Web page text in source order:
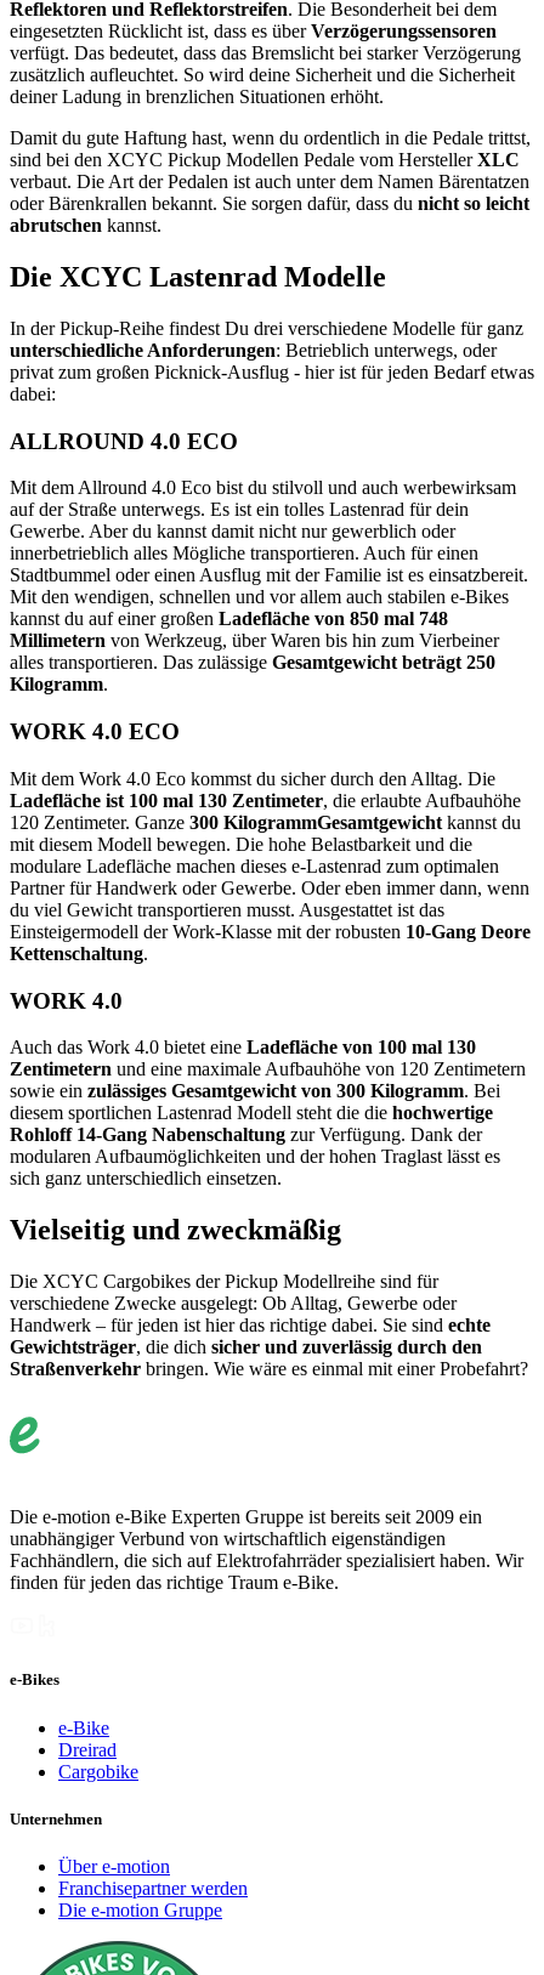
Reflektoren und Reflektorstreifen. Die Besonderheit bei dem
eingesetzten Rücklicht ist, dass es überVerzögerungssensoren
verfügt. Das bedeutet, dass das Bremslicht bei starker Verzögerung
zusätzlich aufleuchtet. So wird deine Sicherheit und die Sicherheit
deiner Ladung in brenzlichen Situationen erhöht.
Damit du gute Haftung hast, wenn du ordentlich in die Pedale trittst,
sind bei den XCYC Pickup Modellen Pedale vom HerstellerXLC
verbaut. Die Art der Pedalen ist auch unter dem Namen Bärentatzen
oder Bärenkrallen bekannt. Sie sorgen dafür, dass du nicht so leicht
abrutschen kannst.
Die XCYC Lastenrad Modelle
In der Pickup-Reihe findest Du drei verschiedene Modelle für ganz
unterschiedliche Anforderungen: Betrieblich unterwegs, oder
privat zum großen Picknick-Ausflug - hier ist für jeden Bedarf etwas
dabei:
ALLROUND 4.0 ECO
Mit dem Allround 4.0 Eco bist du stilvoll und auch werbewirksam
auf der Straße unterwegs. Es ist ein tolles Lastenrad für dein
Gewerbe. Aber du kannst damit nicht nur gewerblich oder
innerbetrieblich alles Mögliche transportieren. Auch für einen
Stadtbummel oder einen Ausflug mit der Familie ist es einsatzbereit.
Mit den wendigen, schnellen und vor allem auch stabilen e-Bikes
kannst du auf einer großen Ladefläche von 850 mal 748
Millimetern von Werkzeug, über Waren bis hin zum Vierbeiner
alles transportieren. Das zulässige Gesamtgewicht beträgt 250
Kilogramm.
WORK 4.0 ECO
Mit dem Work 4.0 Eco kommst du sicher durch den Alltag. Die
Ladefläche ist 100 mal 130 Zentimeter, die erlaubte Aufbauhöhe
120 Zentimeter. Ganze 300 KilogrammGesamtgewicht kannst du
mit diesem Modell bewegen. Die hohe Belastbarkeit und die
modulare Ladefläche machen dieses e-Lastenrad zum optimalen
Partner für Handwerk oder Gewerbe. Oder eben immer dann, wenn
du viel Gewicht transportieren musst. Ausgestattet ist das
Einsteigermodell der Work-Klasse mit der robusten 10-Gang Deore
Kettenschaltung.
WORK 4.0
Auch das Work 4.0 bietet eine Ladefläche von 100 mal 130
Zentimetern und eine maximale Aufbauhöhe von 120 Zentimetern
sowie ein zulässiges Gesamtgewicht von 300 Kilogramm. Bei
diesem sportlichen Lastenrad Modell steht die die hochwertige
Rohloff 14-Gang Nabenschaltung zur Verfügung. Dank der
modularen Aufbaumöglichkeiten und der hohen Traglast lässt es
sich ganz unterschiedlich einsetzen.
Vielseitig und zweckmäßig
Die XCYC Cargobikes der Pickup Modellreihe sind für
verschiedene Zwecke ausgelegt: Ob Alltag, Gewerbe oder
Handwerk – für jeden ist hier das richtige dabei. Sie sind echte
Gewichtsträger, die dich sicher und zuverlässig durch den
Straßenverkehr bringen. Wie wäre es einmal mit einer Probefahrt?
Die e-motion e-Bike Experten Gruppe ist bereits seit 2009 ein
unabhängiger Verbund von wirtschaftlich eigenständigen
Fachhändlern, die sich auf Elektrofahrräder spezialisiert haben. Wir
finden für jeden das richtige Traum e-Bike.
e-Bikes
e-Bike
Dreirad
Cargobike
Unternehmen
Über e-motion
Franchisepartner werden
Die e-motion Gruppe